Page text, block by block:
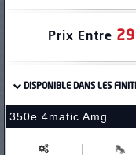
Prix Entre
DISPONIBLE DANS LES
350e 4matic Amg